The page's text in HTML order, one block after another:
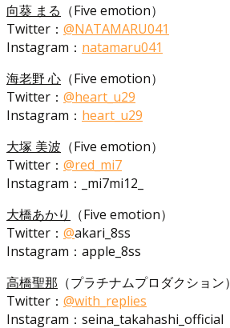
向葵 まる （Five emotion）
Twitter： @NATAMARU041
Instagram： natamaru041
海老野 心 （Five emotion）
Twitter： @heart_u29
Instagram： heart_u29
大塚 美波 （Five emotion）
Twitter： @red_mi7
Instagram：_mi7mi12_
大橋あかり
（Five emotion）
Twitter： @akari_8ss
Instagram：apple_8ss
高橋聖那 （プラチナムプロダクション）
Twitter： @with_replies
Instagram：seina_takahashi_official